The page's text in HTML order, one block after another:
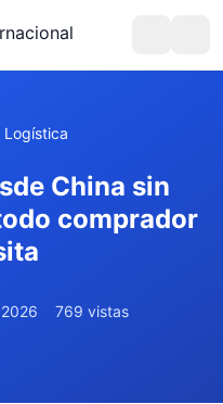
Logística
China sin
comprador
769 vistas